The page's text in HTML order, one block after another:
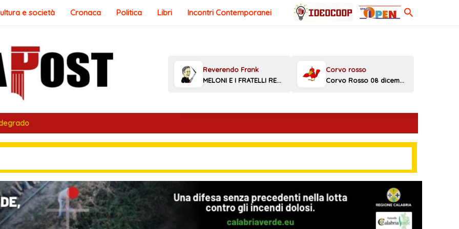
e società Cronaca Politica Libri Incontri Contemporanei Cerca
MELONI E I FRATELLI REGGINI Corvo Rosso 08 dicembre 2025